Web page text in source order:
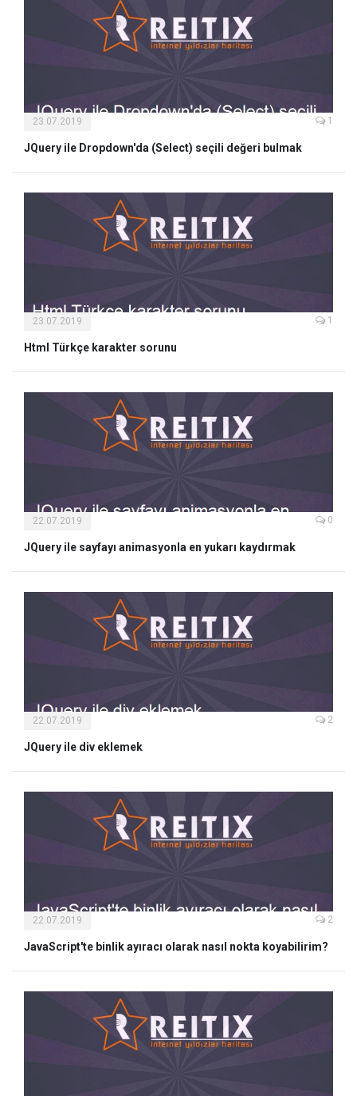
23.07.2019 1
JQuery ile Dropdown'da (Select) seçili değeri bulmak
23.07.2019 1
Html Türkçe karakter sorunu
22.07.2019 0
JQuery ile sayfayı animasyonla en yukarı kaydırmak
22.07.2019 2
JQuery ile div eklemek
22.07.2019 2
JavaScript'te binlik ayıracı olarak nasıl nokta koyabilirim?